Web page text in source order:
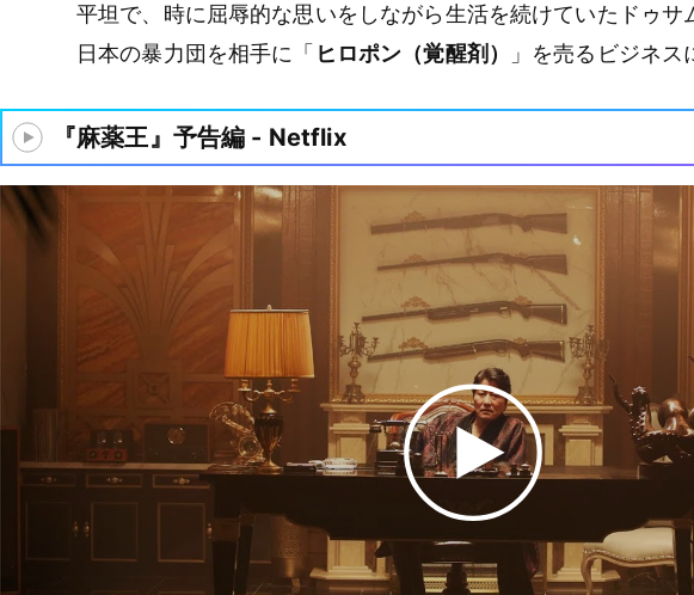
平坦で、時に屈辱的な思いをしながら生活を続けていたドゥサ
日本の暴力団を相手に「 ヒロポン（覚醒剤） 」を売るビジネス
『麻薬王』予告編 - Netflix